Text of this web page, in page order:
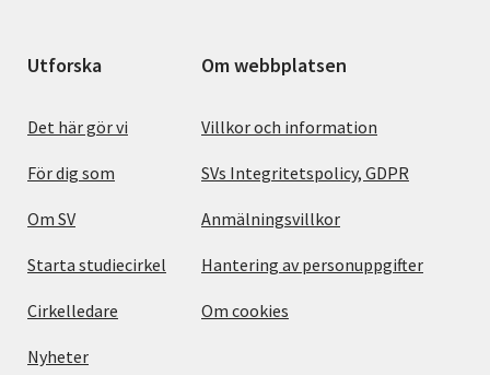
Utforska
Det här gör vi
För dig som
Om SV
Starta studiecirkel
Cirkelledare
Nyheter
Om webbplatsen
Villkor och information
SVs Integritetspolicy, GDPR
Anmälningsvillkor
Hantering av personuppgifter
Om cookies